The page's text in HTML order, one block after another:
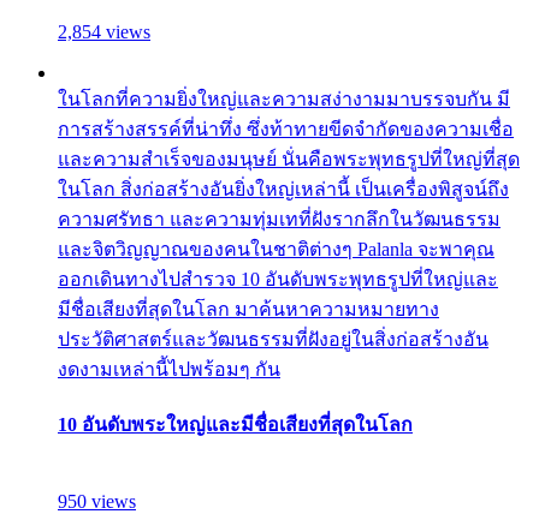
2,854 views
ในโลกที่ความยิ่งใหญ่และความสง่างามมาบรรจบกัน มี
การสร้างสรรค์ที่น่าทึ่ง ซึ่งท้าทายขีดจำกัดของความเชื่อ
และความสำเร็จของมนุษย์ นั่นคือพระพุทธรูปที่ใหญ่ที่สุด
ในโลก สิ่งก่อสร้างอันยิ่งใหญ่เหล่านี้ เป็นเครื่องพิสูจน์ถึง
ความศรัทธา และความทุ่มเทที่ฝังรากลึกในวัฒนธรรม
และจิตวิญญาณของคนในชาติต่างๆ Palanla จะพาคุณ
ออกเดินทางไปสำรวจ 10 อันดับพระพุทธรูปที่ใหญ่และ
มีชื่อเสียงที่สุดในโลก มาค้นหาความหมายทาง
ประวัติศาสตร์และวัฒนธรรมที่ฝังอยู่ในสิ่งก่อสร้างอัน
งดงามเหล่านี้ไปพร้อมๆ กัน
10 อันดับพระใหญ่และมีชื่อเสียงที่สุดในโลก
950 views